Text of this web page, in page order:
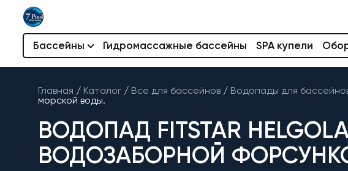
Бассейны Гидромассажные бассейны SPA купели
Главная / Каталог / Все для бассейнов / Водопады для
морской воды.
ВОДОПАД FITSTAR
ВОДОЗАБОРНОЙ